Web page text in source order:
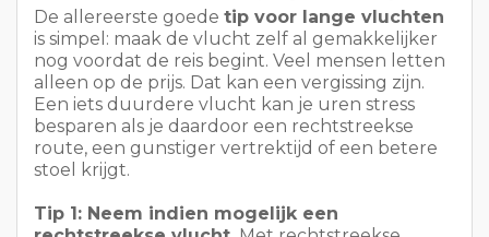
Tip 1: Neem indien mogelijk een
rechtstreekse vlucht. Met rechtstreekse
vluchten vermijdje extra wachtrijen, het
wisselen van gate, gemiste aansluitingen en
lang wachten. Bovendien hoef je je lichaam
minder vaak aan en af te passen aan het reizen.
Tip 2: Reserveer je stoel bij het boeken.
beste stoelen zijn snel vergeven. Als je wacht
tot je incheckt, wordt het aanbod snel kleiner.